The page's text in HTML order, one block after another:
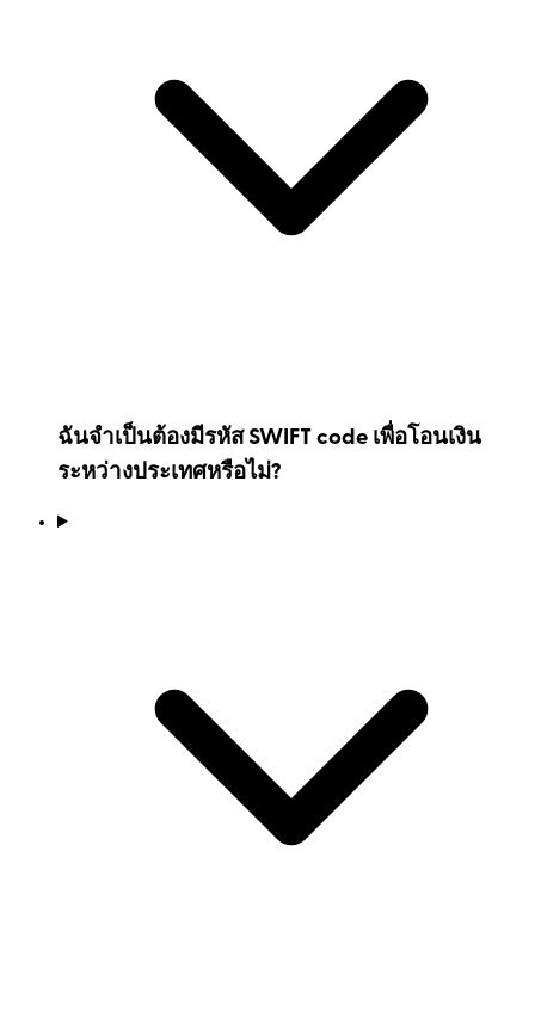
ฉันจำเป็นต้องมีรหัส SWIFT code เพื่อโอนเงิน
ระหว่างประเทศหรือไม่?